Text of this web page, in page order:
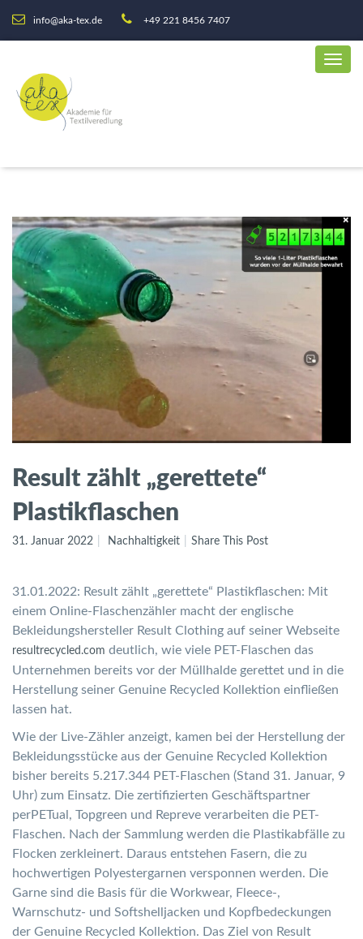
info@aka-tex.de +49 221 8456 7407
Result zählt „gerettete“
Plastikflaschen
31. Januar 2022 Nachhaltigkeit Share This Post
31.01.2022: Result zählt „gerettete“ Plastikflaschen: Mit
einem Online-Flaschenzähler macht der englische
Bekleidungshersteller Result Clothing auf seiner Webseite
resultrecycled.com deutlich, wie viele PET-Flaschen das
Unternehmen bereits vor der Müllhalde gerettet und in die
Herstellung seiner Genuine Recycled Kollektion einfließen
lassen hat.
Wie der Live-Zähler anzeigt, kamen bei der Herstellung der
Bekleidungsstücke aus der Genuine Recycled Kollektion
bisher bereits 5.217.344 PET-Flaschen (Stand 31. Januar, 9
Uhr) zum Einsatz. Die zertifizierten Geschäftspartner
perPETual, Topgreen und Repreve verarbeiten die PET-
Flaschen. Nach der Sammlung werden die Plastikabfälle zu
Flocken zerkleinert. Daraus entstehen Fasern, die zu
hochwertigen Polyestergarnen versponnen werden. Die
Garne sind die Basis für die Workwear, Fleece-,
Warnschutz- und Softshelljacken und Kopfbedeckungen
der Genuine Recycled Kollektion. Das Ziel von Result